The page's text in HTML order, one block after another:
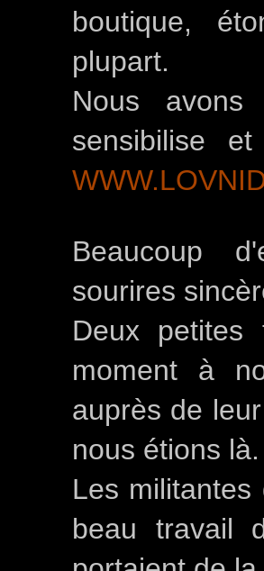
boutique,
plupart.
Nous
sensibilise
Beaucoup
sourires
Deux
moment à
auprès de
nous étions là.
Les
beau travail